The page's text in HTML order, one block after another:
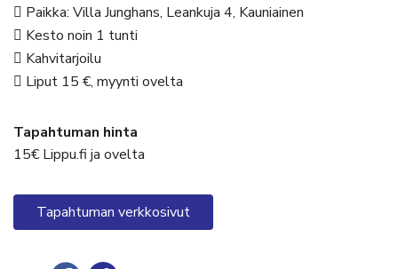
 Paikka: Villa Junghans, Leankuja 4, Kauniainen
 Kesto noin 1 tunti
 Kahvitarjoilu
 Liput 15 €, myynti ovelta
Tapahtuman hinta
15€ Lippu.fi ja ovelta
Tapahtuman verkkosivut